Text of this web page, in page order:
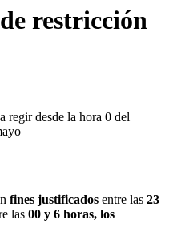
restricción
regir desde la hora 0 del
fines justificados entre las 23
las 00 y 6 horas, los